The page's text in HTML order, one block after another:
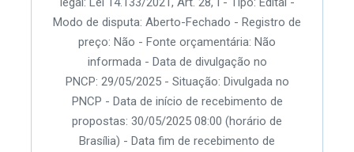
Modo de disputa: Aberto-Fechado - Registro de
preço: Não - Fonte orçamentária: Não
informada - Data de divulgação no
PNCP: 29/05/2025 - Situação: Divulgada no
PNCP - Data de início de recebimento de
propostas: 30/05/2025 08:00 (horário de
Brasília) - Data fim de recebimento de